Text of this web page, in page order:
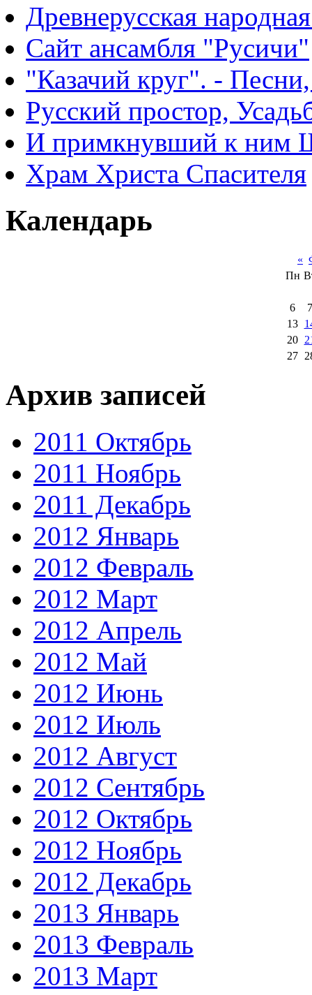
Древнерусская
Сайт ансамбля "Русичи"
"Казачий круг". -
Русский простор,
И примкнувший к ним
Храм Христа Спасителя
Календарь
«
Пн
6
7
13
20
27
Архив записей
2011 Октябрь
2011 Ноябрь
2011 Декабрь
2012 Январь
2012 Февраль
2012 Март
2012 Апрель
2012 Май
2012 Июнь
2012 Июль
2012 Август
2012 Сентябрь
2012 Октябрь
2012 Ноябрь
2012 Декабрь
2013 Январь
2013 Февраль
2013 Март